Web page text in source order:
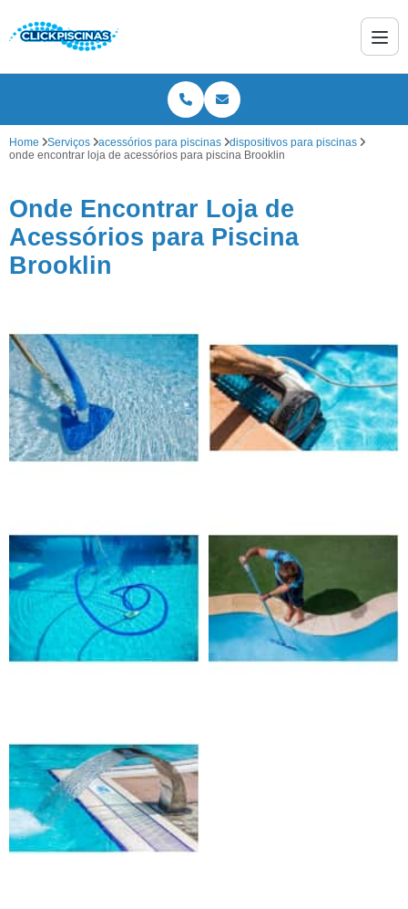
Home Serviços acessórios para piscinas
dispositivos para piscinas
onde encontrar loja de acessórios para piscina Brooklin
Onde Encontrar Loja de
Acessórios para Piscina
Brooklin